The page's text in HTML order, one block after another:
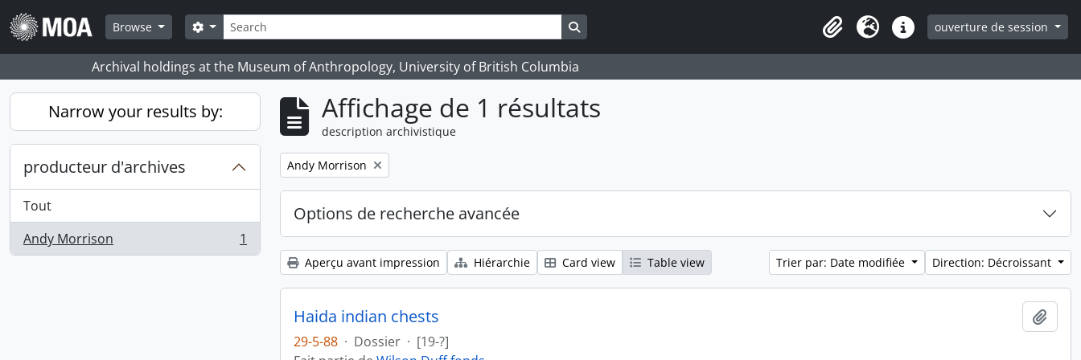
Skip to main content
Browse
Rechercher
Search options Search in browse page
ClipboardLangueLiens rapidesouverture de session
Archival holdings at the Museum of Anthropology, University of British Columbia
Narrow your results by:
producteur d'archives
Tout
Andy Morrison
, 1 résultats 1
Affichage de 1 résultats
description archivistique
Remove filter:
Andy Morrison
Options de recherche avancée
Aperçu avant impression Hiérarchie Card view Table view Trier par: Date modifiée Direction: Décroissant
Haida indian chests
29-5-88 · Dossier · [19-?]